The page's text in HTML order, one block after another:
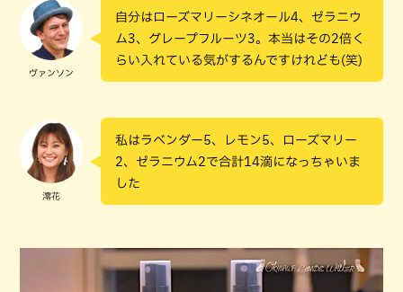
ヴァンソン
自分はローズマリーシネオール4、ゼラニウ
ム3、グレープフルーツ3。本当はその2倍く
らい入れている気がするんですけれども(笑)
澪花
私はラベンダー5、レモン5、ローズマリー
2、ゼラニウム2で合計14滴になっちゃいま
した